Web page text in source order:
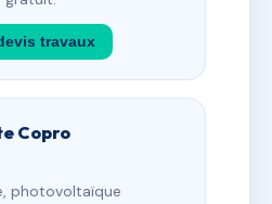
travaux
Copro
photovoltaïque